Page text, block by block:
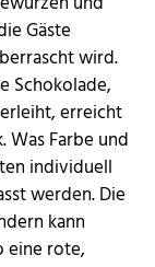
Gäste
wird.
Schokolade,
erreicht
Was Farbe und
individuell
werden. Die
kann
eine rote,